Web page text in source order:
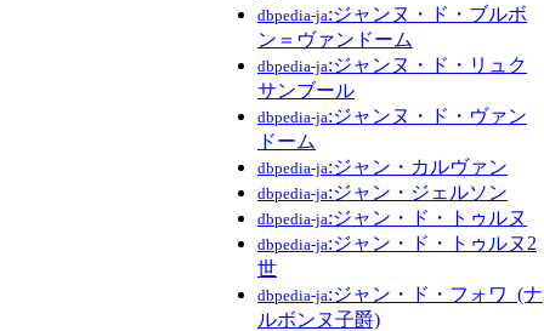
dbpedia-ja:ジャンヌ・ド・ブルボ
ン＝ヴァンドーム
dbpedia-ja:ジャンヌ・ド・リュク
サンブール
dbpedia-ja:ジャンヌ・ド・ヴァン
ドーム
dbpedia-ja:ジャン・カルヴァン
dbpedia-ja:ジャン・ジェルソン
dbpedia-ja:ジャン・ド・トゥルヌ
dbpedia-ja:ジャン・ド・トゥルヌ2
世
dbpedia-ja:ジャン・ド・フォワ_(ナ
ルボンヌ子爵)